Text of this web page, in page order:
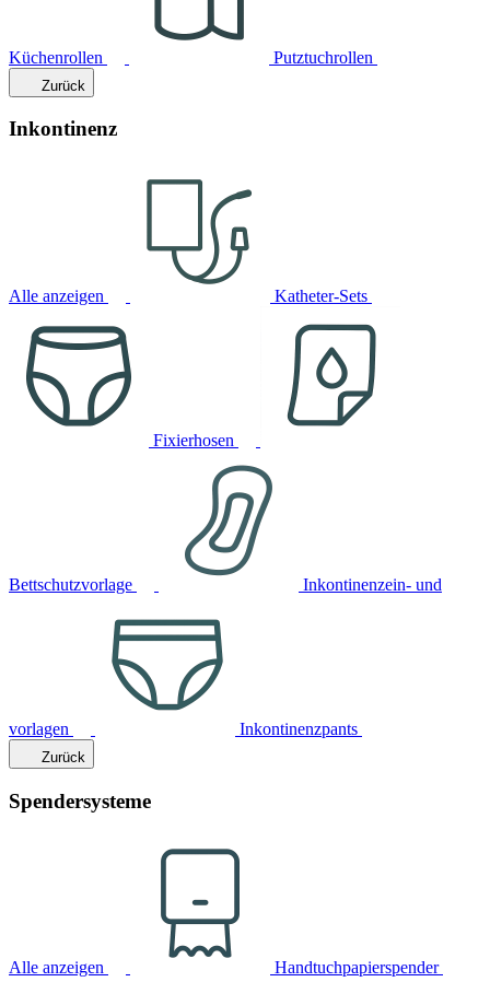
Küchenrollen Putztuchrollen
Zurück
Inkontinenz
Alle anzeigen Katheter-Sets
Fixierhosen
Bettschutzvorlage Inkontinenzein- und
vorlagen Inkontinenzpants
Zurück
Spendersysteme
Alle anzeigen Handtuchpapierspender